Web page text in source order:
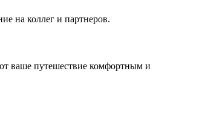
на коллег и партнеров.
ваше путешествие комфортным и